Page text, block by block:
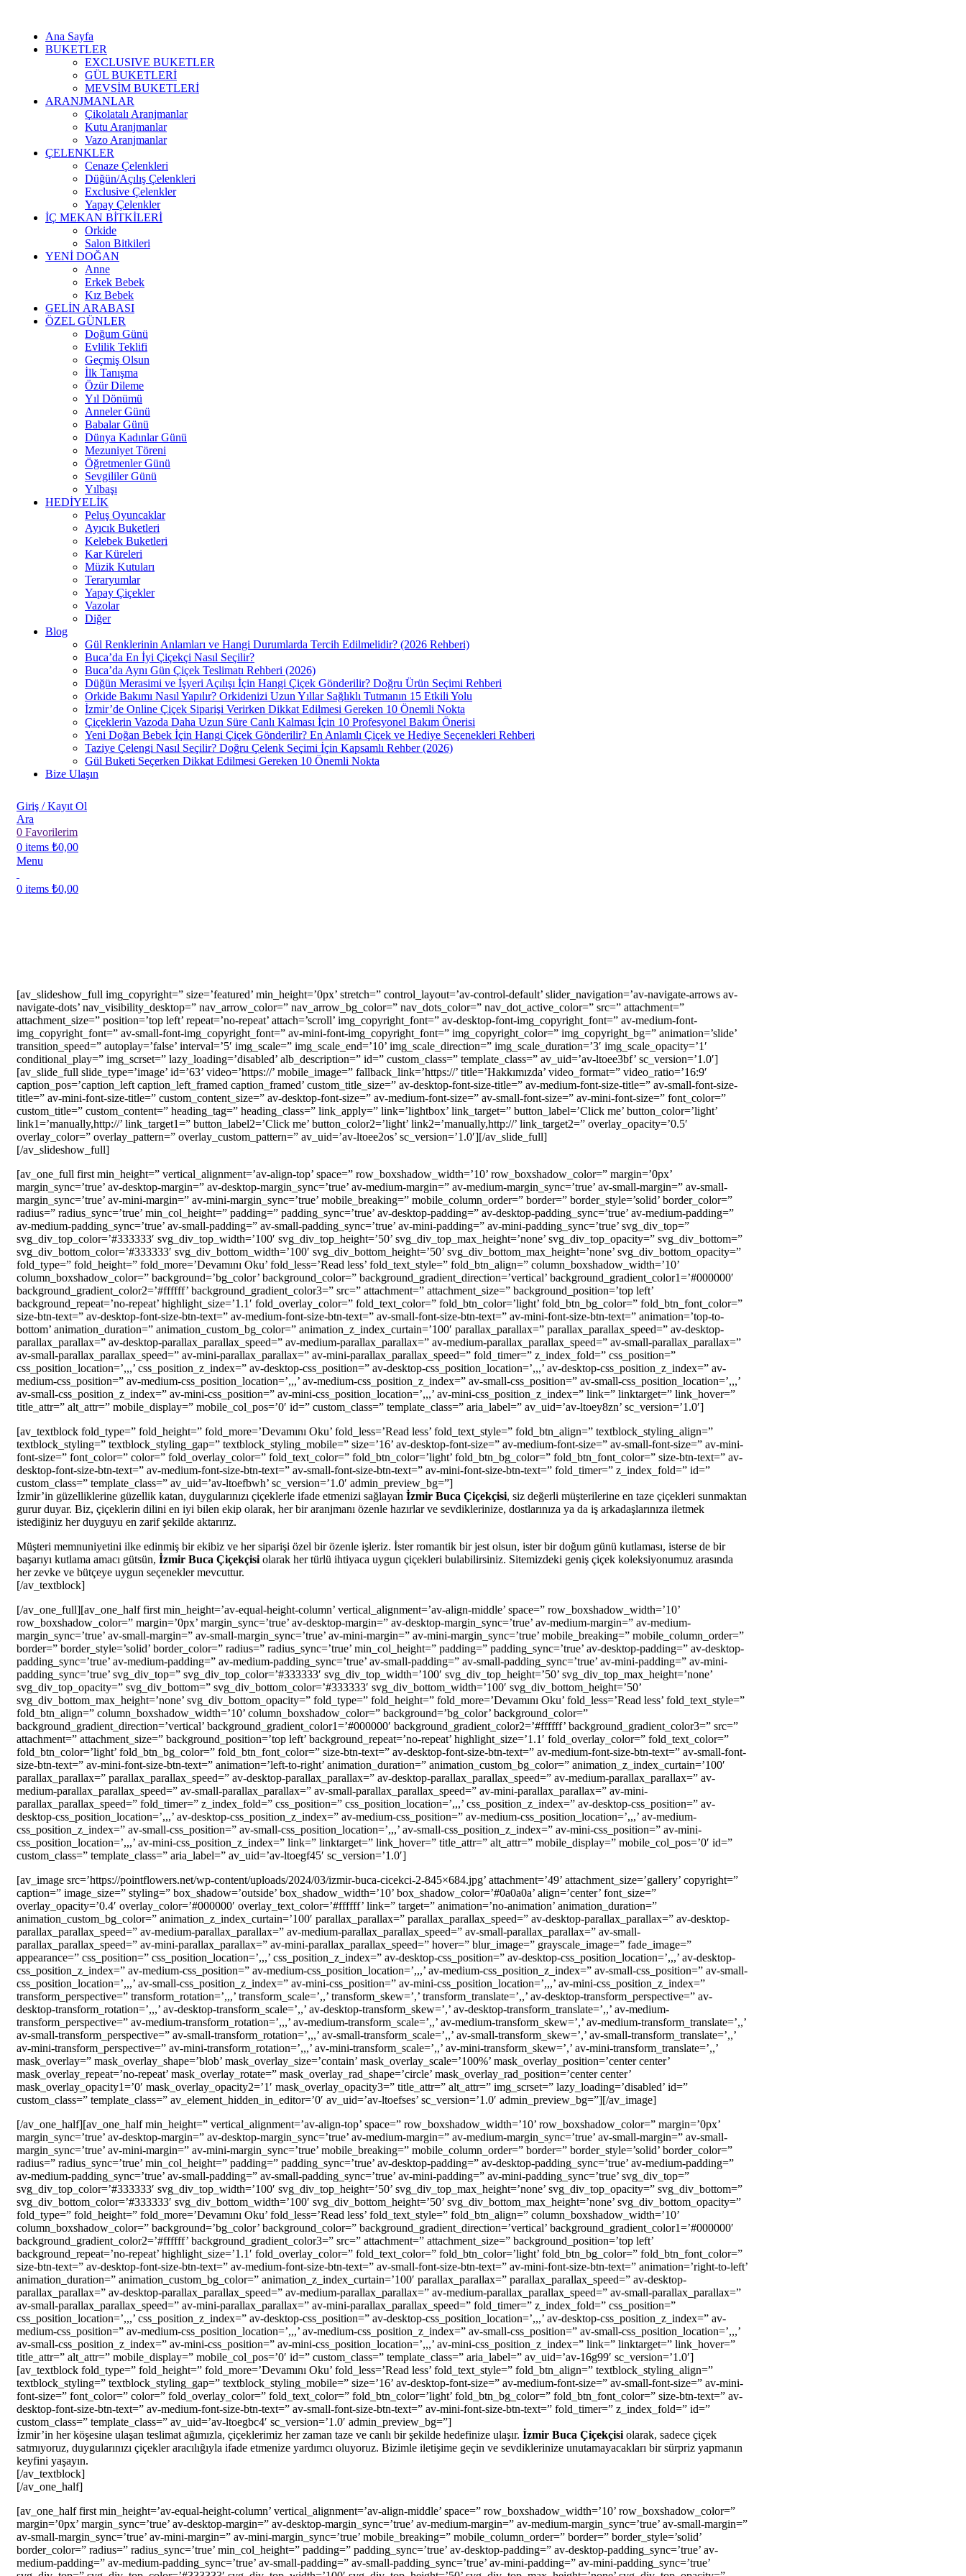
Ana Sayfa
BUKETLER
EXCLUSIVE BUKETLER
GÜL BUKETLERİ
MEVSİM BUKETLERİ
ARANJMANLAR
Çikolatalı Aranjmanlar
Kutu Aranjmanlar
Vazo Aranjmanlar
ÇELENKLER
Cenaze Çelenkleri
Düğün/Açılış Çelenkleri
Exclusive Çelenkler
Yapay Çelenkler
İÇ MEKAN BİTKİLERİ
Orkide
Salon Bitkileri
YENİ DOĞAN
Anne
Erkek Bebek
Kız Bebek
GELİN ARABASI
ÖZEL GÜNLER
Doğum Günü
Evlilik Teklifi
Geçmiş Olsun
İlk Tanışma
Özür Dileme
Yıl Dönümü
Anneler Günü
Babalar Günü
Dünya Kadınlar Günü
Mezuniyet Töreni
Öğretmenler Günü
Sevgililer Günü
Yılbaşı
HEDİYELİK
Peluş Oyuncaklar
Ayıcık Buketleri
Kelebek Buketleri
Kar Küreleri
Müzik Kutuları
Teraryumlar
Yapay Çiçekler
Vazolar
Diğer
Blog
Gül Renklerinin Anlamları ve Hangi Durumlarda Tercih Edilmelidir? (2026 Rehberi)
Buca’da En İyi Çiçekçi Nasıl Seçilir?
Buca’da Aynı Gün Çiçek Teslimatı Rehberi (2026)
Düğün Merasimi ve İşyeri Açılışı İçin Hangi Çiçek Gönderilir? Doğru Ürün Seçimi Rehberi
Orkide Bakımı Nasıl Yapılır? Orkidenizi Uzun Yıllar Sağlıklı Tutmanın 15 Etkili Yolu
İzmir’de Online Çiçek Siparişi Verirken Dikkat Edilmesi Gereken 10 Önemli Nokta
Çiçeklerin Vazoda Daha Uzun Süre Canlı Kalması İçin 10 Profesyonel Bakım Önerisi
Yeni Doğan Bebek İçin Hangi Çiçek Gönderilir? En Anlamlı Çiçek ve Hediye Seçenekleri Rehberi
Taziye Çelengi Nasıl Seçilir? Doğru Çelenk Seçimi İçin Kapsamlı Rehber (2026)
Gül Buketi Seçerken Dikkat Edilmesi Gereken 10 Önemli Nokta
Bize Ulaşın
Giriş / Kayıt Ol
Ara
0 Favorilerim
0 items ₺0,00
Menu
0 items ₺0,00
[av_slideshow_full img_copyright=” size=’featured’ min_height=’0px’ stretch=” control_layout=’av-control-default’ slider_navigation=’av-navigate-arrows av-
navigate-dots’ nav_visibility_desktop=” nav_arrow_color=” nav_arrow_bg_color=” nav_dots_color=” nav_dot_active_color=” src=” attachment=”
attachment_size=” position=’top left’ repeat=’no-repeat’ attach=’scroll’ img_copyright_font=” av-desktop-font-img_copyright_font=” av-medium-font-
img_copyright_font=” av-small-font-img_copyright_font=” av-mini-font-img_copyright_font=” img_copyright_color=” img_copyright_bg=” animation=’slide’
transition_speed=” autoplay=’false’ interval=’5′ img_scale=” img_scale_end=’10’ img_scale_direction=” img_scale_duration=’3′ img_scale_opacity=’1′
conditional_play=” img_scrset=” lazy_loading=’disabled’ alb_description=” id=” custom_class=” template_class=” av_uid=’av-ltoee3bf’ sc_version=’1.0′]
[av_slide_full slide_type=’image’ id=’63’ video=’https://’ mobile_image=” fallback_link=’https://’ title=’Hakkımızda’ video_format=” video_ratio=’16:9′
caption_pos=’caption_left caption_left_framed caption_framed’ custom_title_size=” av-desktop-font-size-title=” av-medium-font-size-title=” av-small-font-size-
title=” av-mini-font-size-title=” custom_content_size=” av-desktop-font-size=” av-medium-font-size=” av-small-font-size=” av-mini-font-size=” font_color=”
custom_title=” custom_content=” heading_tag=” heading_class=” link_apply=” link=’lightbox’ link_target=” button_label=’Click me’ button_color=’light’
link1=’manually,http://’ link_target1=” button_label2=’Click me’ button_color2=’light’ link2=’manually,http://’ link_target2=” overlay_opacity=’0.5′
overlay_color=” overlay_pattern=” overlay_custom_pattern=” av_uid=’av-ltoee2os’ sc_version=’1.0′][/av_slide_full]
[/av_slideshow_full]
[av_one_full first min_height=” vertical_alignment=’av-align-top’ space=” row_boxshadow_width=’10’ row_boxshadow_color=” margin=’0px’
margin_sync=’true’ av-desktop-margin=” av-desktop-margin_sync=’true’ av-medium-margin=” av-medium-margin_sync=’true’ av-small-margin=” av-small-
margin_sync=’true’ av-mini-margin=” av-mini-margin_sync=’true’ mobile_breaking=” mobile_column_order=” border=” border_style=’solid’ border_color=”
radius=” radius_sync=’true’ min_col_height=” padding=” padding_sync=’true’ av-desktop-padding=” av-desktop-padding_sync=’true’ av-medium-padding=”
av-medium-padding_sync=’true’ av-small-padding=” av-small-padding_sync=’true’ av-mini-padding=” av-mini-padding_sync=’true’ svg_div_top=”
svg_div_top_color=’#333333′ svg_div_top_width=’100′ svg_div_top_height=’50’ svg_div_top_max_height=’none’ svg_div_top_opacity=” svg_div_bottom=”
svg_div_bottom_color=’#333333′ svg_div_bottom_width=’100′ svg_div_bottom_height=’50’ svg_div_bottom_max_height=’none’ svg_div_bottom_opacity=”
fold_type=” fold_height=” fold_more=’Devamını Oku’ fold_less=’Read less’ fold_text_style=” fold_btn_align=” column_boxshadow_width=’10’
column_boxshadow_color=” background=’bg_color’ background_color=” background_gradient_direction=’vertical’ background_gradient_color1=’#000000′
background_gradient_color2=’#ffffff’ background_gradient_color3=” src=” attachment=” attachment_size=” background_position=’top left’
background_repeat=’no-repeat’ highlight_size=’1.1′ fold_overlay_color=” fold_text_color=” fold_btn_color=’light’ fold_btn_bg_color=” fold_btn_font_color=”
size-btn-text=” av-desktop-font-size-btn-text=” av-medium-font-size-btn-text=” av-small-font-size-btn-text=” av-mini-font-size-btn-text=” animation=’top-to-
bottom’ animation_duration=” animation_custom_bg_color=” animation_z_index_curtain=’100′ parallax_parallax=” parallax_parallax_speed=” av-desktop-
parallax_parallax=” av-desktop-parallax_parallax_speed=” av-medium-parallax_parallax=” av-medium-parallax_parallax_speed=” av-small-parallax_parallax=”
av-small-parallax_parallax_speed=” av-mini-parallax_parallax=” av-mini-parallax_parallax_speed=” fold_timer=” z_index_fold=” css_position=”
css_position_location=’,,,’ css_position_z_index=” av-desktop-css_position=” av-desktop-css_position_location=’,,,’ av-desktop-css_position_z_index=” av-
medium-css_position=” av-medium-css_position_location=’,,,’ av-medium-css_position_z_index=” av-small-css_position=” av-small-css_position_location=’,,,’
av-small-css_position_z_index=” av-mini-css_position=” av-mini-css_position_location=’,,,’ av-mini-css_position_z_index=” link=” linktarget=” link_hover=”
title_attr=” alt_attr=” mobile_display=” mobile_col_pos=’0′ id=” custom_class=” template_class=” aria_label=” av_uid=’av-ltoey8zn’ sc_version=’1.0′]
[av_textblock fold_type=” fold_height=” fold_more=’Devamını Oku’ fold_less=’Read less’ fold_text_style=” fold_btn_align=” textblock_styling_align=”
textblock_styling=” textblock_styling_gap=” textblock_styling_mobile=” size=’16’ av-desktop-font-size=” av-medium-font-size=” av-small-font-size=” av-mini-
font-size=” font_color=” color=” fold_overlay_color=” fold_text_color=” fold_btn_color=’light’ fold_btn_bg_color=” fold_btn_font_color=” size-btn-text=” av-
desktop-font-size-btn-text=” av-medium-font-size-btn-text=” av-small-font-size-btn-text=” av-mini-font-size-btn-text=” fold_timer=” z_index_fold=” id=”
custom_class=” template_class=” av_uid=’av-ltoefbwh’ sc_version=’1.0′ admin_preview_bg=”]
İzmir’in güzelliklerine güzellik katan, duygularınızı çiçeklerle ifade etmenizi sağlayan İzmir Buca Çiçekçisi, siz değerli müşterilerine en taze çiçekleri sunmaktan
gurur duyar. Biz, çiçeklerin dilini en iyi bilen ekip olarak, her bir aranjmanı özenle hazırlar ve sevdiklerinize, dostlarınıza ya da iş arkadaşlarınıza iletmek
istediğiniz her duyguyu en zarif şekilde aktarırız.
Müşteri memnuniyetini ilke edinmiş bir ekibiz ve her siparişi özel bir özenle işleriz. İster romantik bir jest olsun, ister bir doğum günü kutlaması, isterse de bir
başarıyı kutlama amacı gütsün, İzmir Buca Çiçekçisi olarak her türlü ihtiyaca uygun çiçekleri bulabilirsiniz. Sitemizdeki geniş çiçek koleksiyonumuz arasında
her zevke ve bütçeye uygun seçenekler mevcuttur.
[/av_textblock]
[/av_one_full][av_one_half first min_height=’av-equal-height-column’ vertical_alignment=’av-align-middle’ space=” row_boxshadow_width=’10’
row_boxshadow_color=” margin=’0px’ margin_sync=’true’ av-desktop-margin=” av-desktop-margin_sync=’true’ av-medium-margin=” av-medium-
margin_sync=’true’ av-small-margin=” av-small-margin_sync=’true’ av-mini-margin=” av-mini-margin_sync=’true’ mobile_breaking=” mobile_column_order=”
border=” border_style=’solid’ border_color=” radius=” radius_sync=’true’ min_col_height=” padding=” padding_sync=’true’ av-desktop-padding=” av-desktop-
padding_sync=’true’ av-medium-padding=” av-medium-padding_sync=’true’ av-small-padding=” av-small-padding_sync=’true’ av-mini-padding=” av-mini-
padding_sync=’true’ svg_div_top=” svg_div_top_color=’#333333′ svg_div_top_width=’100′ svg_div_top_height=’50’ svg_div_top_max_height=’none’
svg_div_top_opacity=” svg_div_bottom=” svg_div_bottom_color=’#333333′ svg_div_bottom_width=’100′ svg_div_bottom_height=’50’
svg_div_bottom_max_height=’none’ svg_div_bottom_opacity=” fold_type=” fold_height=” fold_more=’Devamını Oku’ fold_less=’Read less’ fold_text_style=”
fold_btn_align=” column_boxshadow_width=’10’ column_boxshadow_color=” background=’bg_color’ background_color=”
background_gradient_direction=’vertical’ background_gradient_color1=’#000000′ background_gradient_color2=’#ffffff’ background_gradient_color3=” src=”
attachment=” attachment_size=” background_position=’top left’ background_repeat=’no-repeat’ highlight_size=’1.1′ fold_overlay_color=” fold_text_color=”
fold_btn_color=’light’ fold_btn_bg_color=” fold_btn_font_color=” size-btn-text=” av-desktop-font-size-btn-text=” av-medium-font-size-btn-text=” av-small-font-
size-btn-text=” av-mini-font-size-btn-text=” animation=’left-to-right’ animation_duration=” animation_custom_bg_color=” animation_z_index_curtain=’100′
parallax_parallax=” parallax_parallax_speed=” av-desktop-parallax_parallax=” av-desktop-parallax_parallax_speed=” av-medium-parallax_parallax=” av-
medium-parallax_parallax_speed=” av-small-parallax_parallax=” av-small-parallax_parallax_speed=” av-mini-parallax_parallax=” av-mini-
parallax_parallax_speed=” fold_timer=” z_index_fold=” css_position=” css_position_location=’,,,’ css_position_z_index=” av-desktop-css_position=” av-
desktop-css_position_location=’,,,’ av-desktop-css_position_z_index=” av-medium-css_position=” av-medium-css_position_location=’,,,’ av-medium-
css_position_z_index=” av-small-css_position=” av-small-css_position_location=’,,,’ av-small-css_position_z_index=” av-mini-css_position=” av-mini-
css_position_location=’,,,’ av-mini-css_position_z_index=” link=” linktarget=” link_hover=” title_attr=” alt_attr=” mobile_display=” mobile_col_pos=’0′ id=”
custom_class=” template_class=” aria_label=” av_uid=’av-ltoegf45′ sc_version=’1.0′]
[av_image src=’https://pointflowers.net/wp-content/uploads/2024/03/izmir-buca-cicekci-2-845×684.jpg’ attachment=’49’ attachment_size=’gallery’ copyright=”
caption=” image_size=” styling=” box_shadow=’outside’ box_shadow_width=’10’ box_shadow_color=’#0a0a0a’ align=’center’ font_size=”
overlay_opacity=’0.4′ overlay_color=’#000000′ overlay_text_color=’#ffffff’ link=” target=” animation=’no-animation’ animation_duration=”
animation_custom_bg_color=” animation_z_index_curtain=’100′ parallax_parallax=” parallax_parallax_speed=” av-desktop-parallax_parallax=” av-desktop-
parallax_parallax_speed=” av-medium-parallax_parallax=” av-medium-parallax_parallax_speed=” av-small-parallax_parallax=” av-small-
parallax_parallax_speed=” av-mini-parallax_parallax=” av-mini-parallax_parallax_speed=” hover=” blur_image=” grayscale_image=” fade_image=”
appearance=” css_position=” css_position_location=’,,,’ css_position_z_index=” av-desktop-css_position=” av-desktop-css_position_location=’,,,’ av-desktop-
css_position_z_index=” av-medium-css_position=” av-medium-css_position_location=’,,,’ av-medium-css_position_z_index=” av-small-css_position=” av-small-
css_position_location=’,,,’ av-small-css_position_z_index=” av-mini-css_position=” av-mini-css_position_location=’,,,’ av-mini-css_position_z_index=”
transform_perspective=” transform_rotation=’,,,’ transform_scale=’,,’ transform_skew=’,’ transform_translate=’,,’ av-desktop-transform_perspective=” av-
desktop-transform_rotation=’,,,’ av-desktop-transform_scale=’,,’ av-desktop-transform_skew=’,’ av-desktop-transform_translate=’,,’ av-medium-
transform_perspective=” av-medium-transform_rotation=’,,,’ av-medium-transform_scale=’,,’ av-medium-transform_skew=’,’ av-medium-transform_translate=’,,’
av-small-transform_perspective=” av-small-transform_rotation=’,,,’ av-small-transform_scale=’,,’ av-small-transform_skew=’,’ av-small-transform_translate=’,,’
av-mini-transform_perspective=” av-mini-transform_rotation=’,,,’ av-mini-transform_scale=’,,’ av-mini-transform_skew=’,’ av-mini-transform_translate=’,,’
mask_overlay=” mask_overlay_shape=’blob’ mask_overlay_size=’contain’ mask_overlay_scale=’100%’ mask_overlay_position=’center center’
mask_overlay_repeat=’no-repeat’ mask_overlay_rotate=” mask_overlay_rad_shape=’circle’ mask_overlay_rad_position=’center center’
mask_overlay_opacity1=’0′ mask_overlay_opacity2=’1′ mask_overlay_opacity3=” title_attr=” alt_attr=” img_scrset=” lazy_loading=’disabled’ id=”
custom_class=” template_class=” av_element_hidden_in_editor=’0′ av_uid=’av-ltoefses’ sc_version=’1.0′ admin_preview_bg=”][/av_image]
[/av_one_half][av_one_half min_height=” vertical_alignment=’av-align-top’ space=” row_boxshadow_width=’10’ row_boxshadow_color=” margin=’0px’
margin_sync=’true’ av-desktop-margin=” av-desktop-margin_sync=’true’ av-medium-margin=” av-medium-margin_sync=’true’ av-small-margin=” av-small-
margin_sync=’true’ av-mini-margin=” av-mini-margin_sync=’true’ mobile_breaking=” mobile_column_order=” border=” border_style=’solid’ border_color=”
radius=” radius_sync=’true’ min_col_height=” padding=” padding_sync=’true’ av-desktop-padding=” av-desktop-padding_sync=’true’ av-medium-padding=”
av-medium-padding_sync=’true’ av-small-padding=” av-small-padding_sync=’true’ av-mini-padding=” av-mini-padding_sync=’true’ svg_div_top=”
svg_div_top_color=’#333333′ svg_div_top_width=’100′ svg_div_top_height=’50’ svg_div_top_max_height=’none’ svg_div_top_opacity=” svg_div_bottom=”
svg_div_bottom_color=’#333333′ svg_div_bottom_width=’100′ svg_div_bottom_height=’50’ svg_div_bottom_max_height=’none’ svg_div_bottom_opacity=”
fold_type=” fold_height=” fold_more=’Devamını Oku’ fold_less=’Read less’ fold_text_style=” fold_btn_align=” column_boxshadow_width=’10’
column_boxshadow_color=” background=’bg_color’ background_color=” background_gradient_direction=’vertical’ background_gradient_color1=’#000000′
background_gradient_color2=’#ffffff’ background_gradient_color3=” src=” attachment=” attachment_size=” background_position=’top left’
background_repeat=’no-repeat’ highlight_size=’1.1′ fold_overlay_color=” fold_text_color=” fold_btn_color=’light’ fold_btn_bg_color=” fold_btn_font_color=”
size-btn-text=” av-desktop-font-size-btn-text=” av-medium-font-size-btn-text=” av-small-font-size-btn-text=” av-mini-font-size-btn-text=” animation=’right-to-left’
animation_duration=” animation_custom_bg_color=” animation_z_index_curtain=’100′ parallax_parallax=” parallax_parallax_speed=” av-desktop-
parallax_parallax=” av-desktop-parallax_parallax_speed=” av-medium-parallax_parallax=” av-medium-parallax_parallax_speed=” av-small-parallax_parallax=”
av-small-parallax_parallax_speed=” av-mini-parallax_parallax=” av-mini-parallax_parallax_speed=” fold_timer=” z_index_fold=” css_position=”
css_position_location=’,,,’ css_position_z_index=” av-desktop-css_position=” av-desktop-css_position_location=’,,,’ av-desktop-css_position_z_index=” av-
medium-css_position=” av-medium-css_position_location=’,,,’ av-medium-css_position_z_index=” av-small-css_position=” av-small-css_position_location=’,,,’
av-small-css_position_z_index=” av-mini-css_position=” av-mini-css_position_location=’,,,’ av-mini-css_position_z_index=” link=” linktarget=” link_hover=”
title_attr=” alt_attr=” mobile_display=” mobile_col_pos=’0′ id=” custom_class=” template_class=” aria_label=” av_uid=’av-16g99′ sc_version=’1.0′]
[av_textblock fold_type=” fold_height=” fold_more=’Devamını Oku’ fold_less=’Read less’ fold_text_style=” fold_btn_align=” textblock_styling_align=”
textblock_styling=” textblock_styling_gap=” textblock_styling_mobile=” size=’16’ av-desktop-font-size=” av-medium-font-size=” av-small-font-size=” av-mini-
font-size=” font_color=” color=” fold_overlay_color=” fold_text_color=” fold_btn_color=’light’ fold_btn_bg_color=” fold_btn_font_color=” size-btn-text=” av-
desktop-font-size-btn-text=” av-medium-font-size-btn-text=” av-small-font-size-btn-text=” av-mini-font-size-btn-text=” fold_timer=” z_index_fold=” id=”
custom_class=” template_class=” av_uid=’av-ltoegbc4′ sc_version=’1.0′ admin_preview_bg=”]
İzmir’in her köşesine ulaşan teslimat ağımızla, çiçeklerimiz her zaman taze ve canlı bir şekilde hedefinize ulaşır. İzmir Buca Çiçekçisi olarak, sadece çiçek
satmıyoruz, duygularınızı çiçekler aracılığıyla ifade etmenize yardımcı oluyoruz. Bizimle iletişime geçin ve sevdiklerinize unutamayacakları bir sürpriz yapmanın
keyfini yaşayın.
[/av_textblock]
[/av_one_half]
[av_one_half first min_height=’av-equal-height-column’ vertical_alignment=’av-align-middle’ space=” row_boxshadow_width=’10’ row_boxshadow_color=”
margin=’0px’ margin_sync=’true’ av-desktop-margin=” av-desktop-margin_sync=’true’ av-medium-margin=” av-medium-margin_sync=’true’ av-small-margin=”
av-small-margin_sync=’true’ av-mini-margin=” av-mini-margin_sync=’true’ mobile_breaking=” mobile_column_order=” border=” border_style=’solid’
border_color=” radius=” radius_sync=’true’ min_col_height=” padding=” padding_sync=’true’ av-desktop-padding=” av-desktop-padding_sync=’true’ av-
medium-padding=” av-medium-padding_sync=’true’ av-small-padding=” av-small-padding_sync=’true’ av-mini-padding=” av-mini-padding_sync=’true’